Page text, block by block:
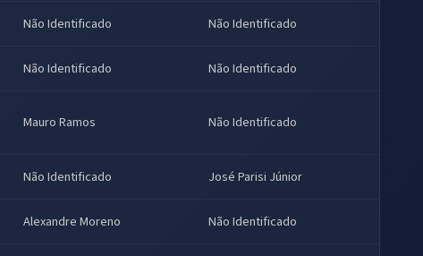
Não Identificado Não Identificado
Não Identificado Não Identificado
Mauro Ramos Não Identificado
Não Identificado José Parisi Júnior
Alexandre Moreno Não Identificado